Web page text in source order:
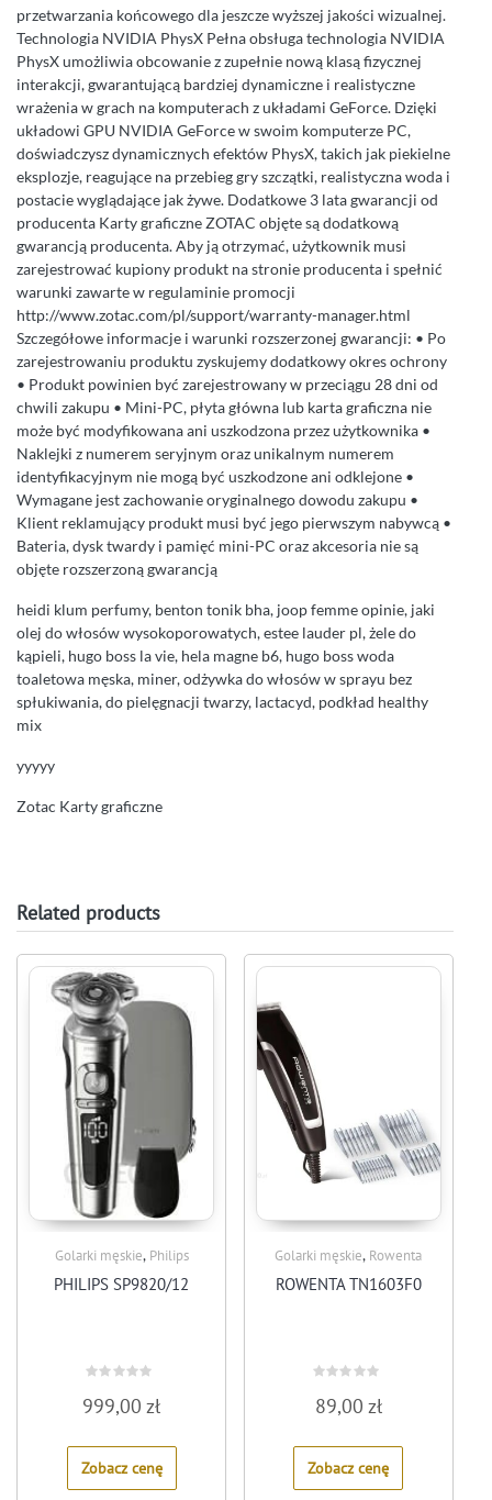
przetwarzania końcowego dla jeszcze wyższej jakości wizualnej.
Technologia NVIDIA PhysX Pełna obsługa technologia NVIDIA
PhysX umożliwia obcowanie z zupełnie nową klasą fizycznej
interakcji, gwarantującą bardziej dynamiczne i realistyczne
wrażenia w grach na komputerach z układami GeForce. Dzięki
układowi GPU NVIDIA GeForce w swoim komputerze PC,
doświadczysz dynamicznych efektów PhysX, takich jak piekielne
eksplozje, reagujące na przebieg gry szczątki, realistyczna woda i
postacie wyglądające jak żywe. Dodatkowe 3 lata gwarancji od
producenta Karty graficzne ZOTAC objęte są dodatkową
gwarancją producenta. Aby ją otrzymać, użytkownik musi
zarejestrować kupiony produkt na stronie producenta i spełnić
warunki zawarte w regulaminie promocji
http://www.zotac.com/pl/support/warranty-manager.html
Szczegółowe informacje i warunki rozszerzonej gwarancji: • Po
zarejestrowaniu produktu zyskujemy dodatkowy okres ochrony
• Produkt powinien być zarejestrowany w przeciągu 28 dni od
chwili zakupu • Mini-PC, płyta główna lub karta graficzna nie
może być modyfikowana ani uszkodzona przez użytkownika •
Naklejki z numerem seryjnym oraz unikalnym numerem
identyfikacyjnym nie mogą być uszkodzone ani odklejone •
Wymagane jest zachowanie oryginalnego dowodu zakupu •
Klient reklamujący produkt musi być jego pierwszym nabywcą •
Bateria, dysk twardy i pamięć mini-PC oraz akcesoria nie są
objęte rozszerzoną gwarancją
heidi klum perfumy, benton tonik bha, joop femme opinie, jaki
olej do włosów wysokoporowatych, estee lauder pl, żele do
kąpieli, hugo boss la vie, hela magne b6, hugo boss woda
toaletowa męska, miner, odżywka do włosów w sprayu bez
spłukiwania, do pielęgnacji twarzy, lactacyd, podkład healthy
mix
yyyyy
Zotac Karty graficzne
Related products
Golarki męskie, Philips
PHILIPS SP9820/12
0
out
5
999,00zł
Zobacz cenę
Golarki męskie, Rowenta
ROWENTA TN1603F0
0
out
5
89,00 zł
Zobacz cenę